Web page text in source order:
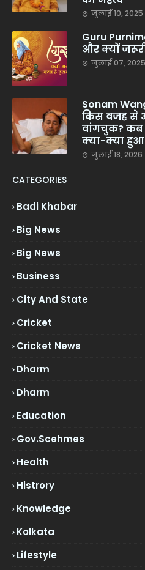
जुलाई 10, 2025
Guru
और क्यों
जुलाई 07, 2025
Sonam
किस वजह से
वांगचुक?
क्या-क्या हुआ
जुलाई 18, 2026
CATEGORIES
Badi Khabar
Big News
Big News
Business
City And State
Cricket
Cricket News
Dharm
Dharm
Education
Gov.scehmes
Health
Histrory
Knowledge
Kolkata
Lifestyle